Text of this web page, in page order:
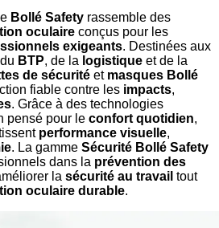
Bollé Safety rassemble des
oculaire conçus pour les
exigeants. Destinées aux
BTP, de la logistique et de la
de sécurité et masques Bollé
fiable contre les impacts,
. Grâce à des technologies
pensé pour le confort quotidien,
performance visuelle,
. La gamme Sécurité Bollé Safety
dans la prévention des
la sécurité au travail tout
oculaire durable.